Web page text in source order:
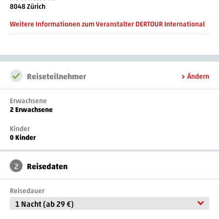
- Terrasse
- Wäscheservice
- Roomservice
- Gepäckraum
- Parkplatz
- Getränkeautomat
- komfortabel
- einfach
8048 Zürich
Weitere Informationen zum Veranstalter DERTOUR International
Reiseteilnehmer Ändern
Erwachsene
2 Erwachsene
Kinder
0 Kinder
2 Reisedaten
Reisedauer
1 Nacht (ab 29 €)